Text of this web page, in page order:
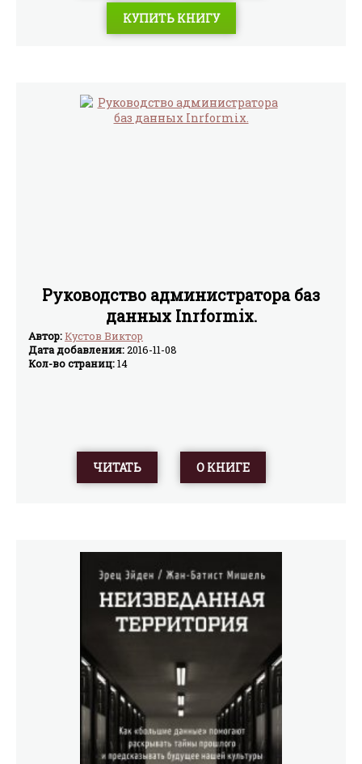
КУПИТЬ КНИГУ
Руководство администратора баз
данных Inrformix.
Автор:Кустов Виктор
Дата добавления:2016-11-08
Кол-во страниц:14
ЧИТАТЬ О КНИГЕ